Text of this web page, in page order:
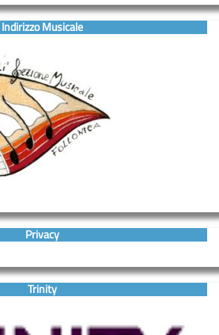
Indirizzo Musicale
Privacy
Trinity